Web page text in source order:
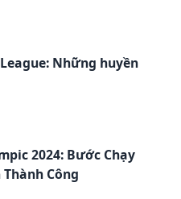
Những huyền
2024: Bước Chạy
Công